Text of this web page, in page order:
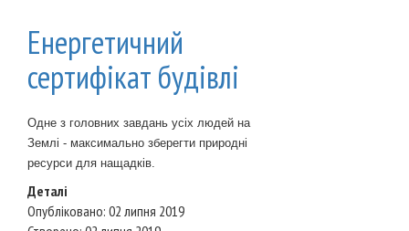
Енергетичний
сертифікат будівлі
Одне з головних завдань усіх людей на
Землі - максимально зберегти природні
ресурси для нащадків.
Деталі
Опубліковано: 02 липня 2019